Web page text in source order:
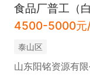
食品厂普工（
4500-5000元
泰山区
山东阳铭资源有限